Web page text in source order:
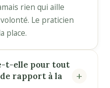
rien qui aille
Le praticien
place.
t-elle pour tout
rapport à la